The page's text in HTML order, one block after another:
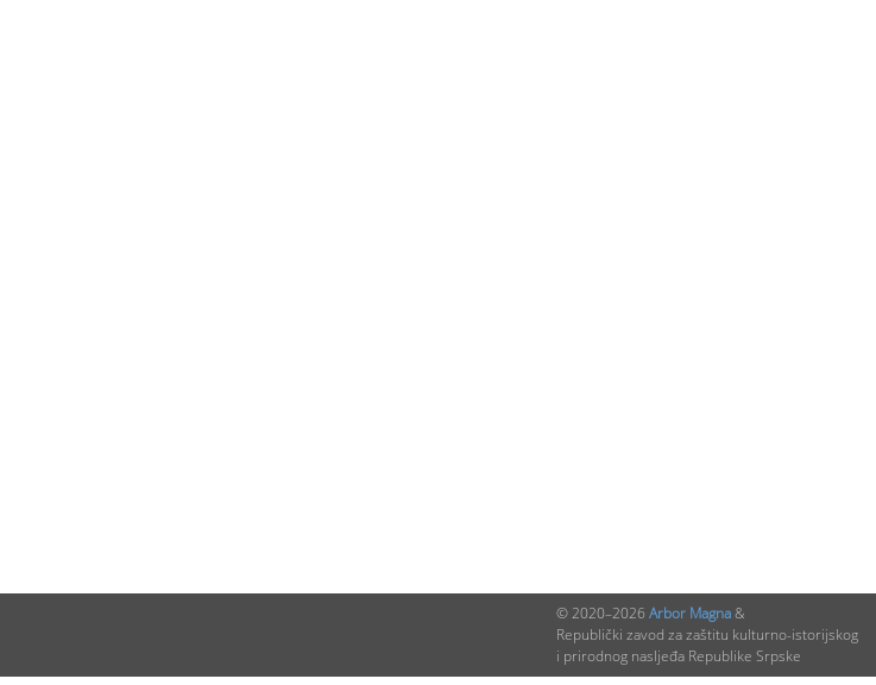
© 2020–2026 Arbor Magna&
Republički zavod za zaštitu kulturno-istorijskog
i prirodnog nasljeđa Republike Srpske